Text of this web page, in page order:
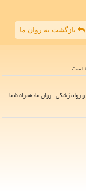
بازگشت به روان ما
روانپزشکی : روان ما، همراه شما